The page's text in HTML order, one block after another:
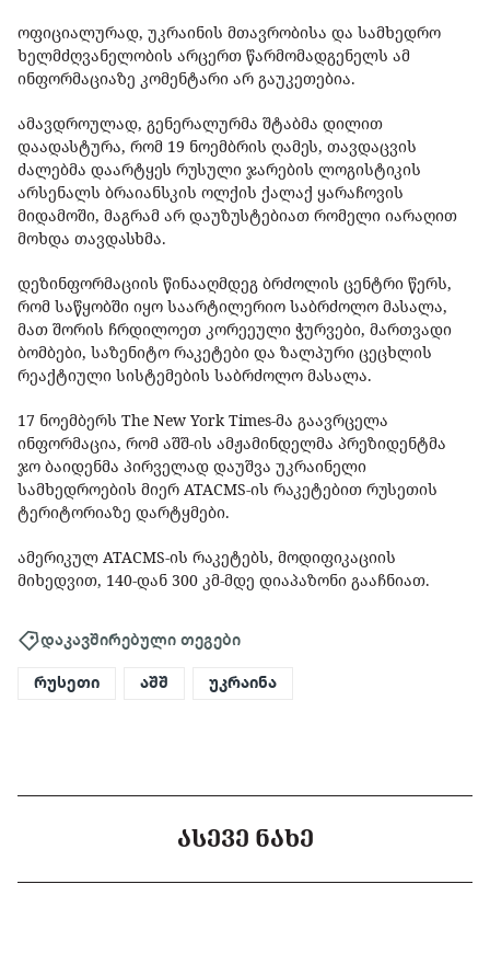
ოფიციალურად, უკრაინის მთავრობისა და სამხედრო
ხელმძღვანელობის არცერთ წარმომადგენელს ამ
ინფორმაციაზე კომენტარი არ გაუკეთებია.
ამავდროულად, გენერალურმა შტაბმა დილით
დაადასტურა, რომ 19 ნოემბრის ღამეს, თავდაცვის
ძალებმა დაარტყეს რუსული ჯარების ლოგისტიკის
არსენალს ბრაიანსკის ოლქის ქალაქ ყარაჩოვის
მიდამოში, მაგრამ არ დაუზუსტებიათ რომელი იარაღით
მოხდა თავდასხმა.
დეზინფორმაციის წინააღმდეგ ბრძოლის ცენტრი წერს,
რომ საწყობში იყო საარტილერიო საბრძოლო მასალა,
მათ შორის ჩრდილოეთ კორეეული ჭურვები, მართვადი
ბომბები, საზენიტო რაკეტები და ზალპური ცეცხლის
რეაქტიული სისტემების საბრძოლო მასალა.
17 ნოემბერს The New York Times-მა გაავრცელა
ინფორმაცია, რომ აშშ-ის ამჟამინდელმა პრეზიდენტმა
ჯო ბაიდენმა პირველად დაუშვა უკრაინელი
სამხედროების მიერ ATACMS-ის რაკეტებით რუსეთის
ტერიტორიაზე დარტყმები.
ამერიკულ ATACMS-ის რაკეტებს, მოდიფიკაციის
მიხედვით, 140-დან 300 კმ-მდე დიაპაზონი გააჩნიათ.
დაკავშირებული თეგები
რუსეთი აშშ უკრაინა
ᲐᲡᲔᲕᲔ ᲜᲐᲮᲔ